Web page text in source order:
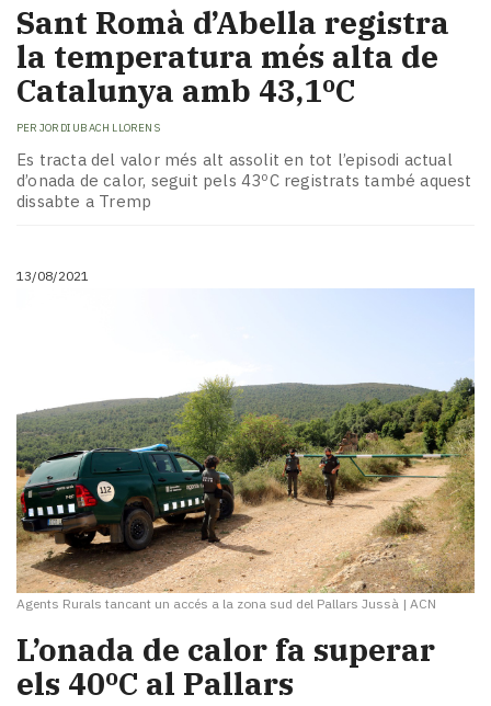
Sant Romà d’Abella registra
la temperatura més alta de
Catalunya amb 43,1ºC
PER JORDI UBACH LLORENS
Es tracta del valor més alt assolit en tot l’episodi actual
d’onada de calor, seguit pels 43ºC registrats també aquest
dissabte a Tremp
13/08/2021
Agents Rurals tancant un accés a la zona sud del Pallars Jussà | ACN
L’onada de calor fa superar
els 40ºC al Pallars